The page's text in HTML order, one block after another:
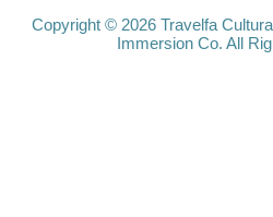
Copyright © 2026 Travelfa
Immersion Co. All